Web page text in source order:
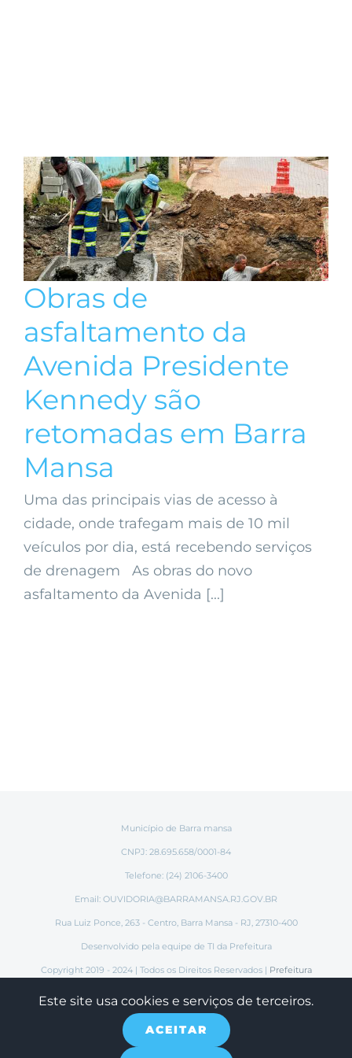
Obras de
asfaltamento da
Avenida Presidente
Kennedy são
retomadas em Barra
Mansa
Uma das principais vias de acesso à
cidade, onde trafegam mais de 10 mil
veículos por dia, está recebendo serviços
de drenagem As obras do novo
asfaltamento da Avenida [...]
Município de Barra mansa
CNPJ: 28.695.658/0001-84
Telefone: (24) 2106-3400
Email: OUVIDORIA@BARRAMANSA.RJ.GOV.BR
Rua Luiz Ponce, 263 - Centro, Barra Mansa - RJ, 27310-400
Desenvolvido pela equipe de TI da Prefeitura
Copyright 2019 - 2024 | Todos os Direitos Reservados | Prefeitura
Municipal de Barra Mansa
Facebook
Este site usa cookies e serviços de terceiros.
ACEITAR